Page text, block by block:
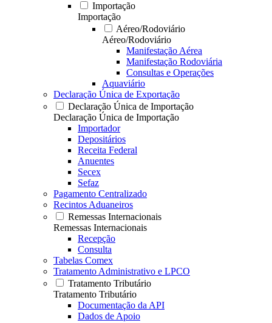
Importação
Importação
Aéreo/Rodoviário
Aéreo/Rodoviário
Manifestação Aérea
Manifestação Rodoviária
Consultas e Operações
Aquaviário
Declaração Única de Exportação
Declaração Única de Importação
Declaração Única de Importação
Importador
Depositários
Receita Federal
Anuentes
Secex
Sefaz
Pagamento Centralizado
Recintos Aduaneiros
Remessas Internacionais
Remessas Internacionais
Recepção
Consulta
Tabelas Comex
Tratamento Administrativo e LPCO
Tratamento Tributário
Tratamento Tributário
Documentação da API
Dados de Apoio